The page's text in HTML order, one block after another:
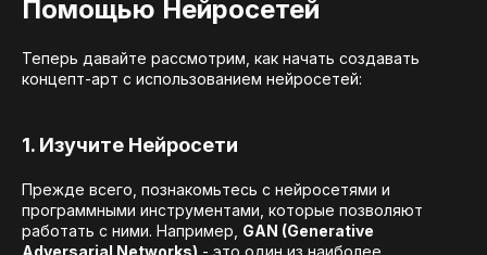
Помощью Нейросетей
Теперь давайте рассмотрим, как начать создавать
концепт-арт с использованием нейросетей:
1. Изучите Нейросети
Прежде всего, познакомьтесь с нейросетями и
программными инструментами, которые позволяют
работать с ними. Например, GAN (Generative
Adversarial Networks) - это один из наиболее